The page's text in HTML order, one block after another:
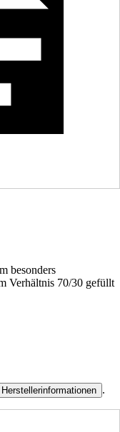
besonders
Verhältnis 70/30 gefüllt
.